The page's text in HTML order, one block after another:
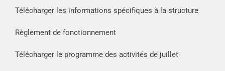
Télécharger les informations spécifiques à la structure
Règlement de fonctionnement
Télécharger le programme des activités de juillet